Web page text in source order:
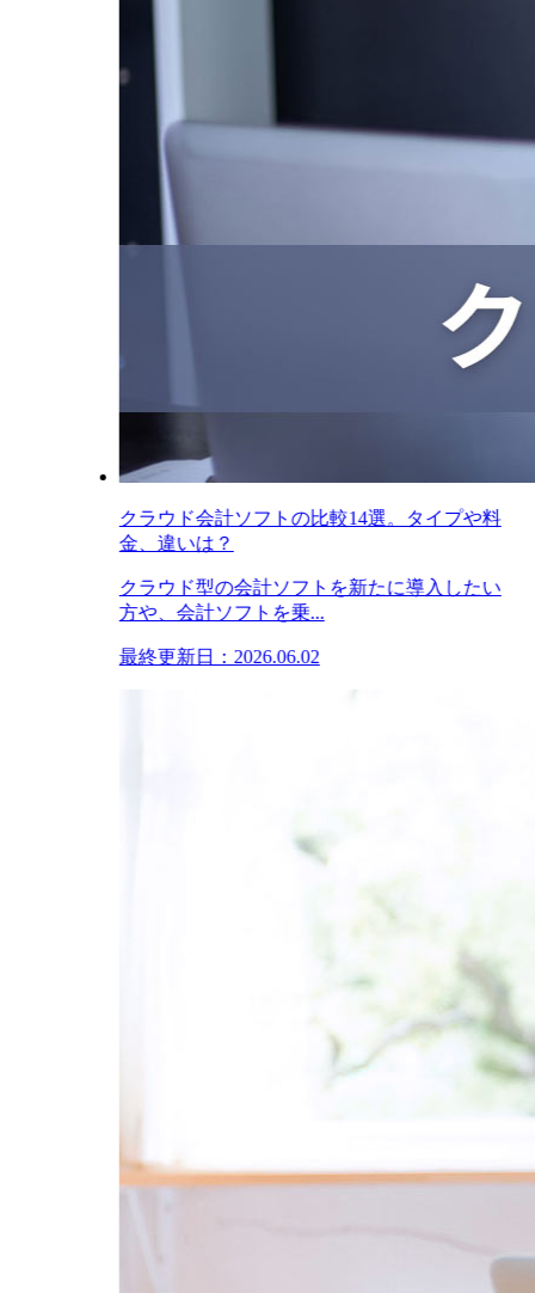
クラウド会計ソフトの比較14選。タイプや料
金、違いは？
クラウド型の会計ソフトを新たに導入したい
方や、会計ソフトを乗...
最終更新日：2026.06.02